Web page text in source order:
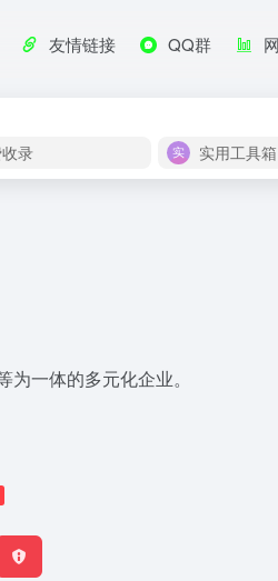
友情链接 QQ群
录 实用工具箱
一体的多元化企业。